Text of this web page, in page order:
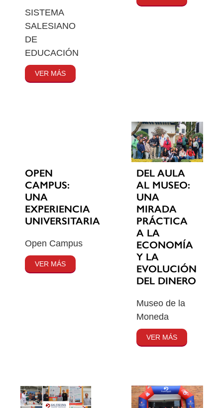
SISTEMA
SALESIANO
DE
EDUCACIÓN
VER MÁS
OPEN
CAMPUS:
UNA
EXPERIENCIA
UNIVERSITARIA
Open Campus
VER MÁS
DEL AULA
AL MUSEO:
UNA
MIRADA
PRÁCTICA
A LA
ECONOMÍA
Y LA
EVOLUCIÓN
DEL DINERO
Museo de la
Moneda
VER MÁS